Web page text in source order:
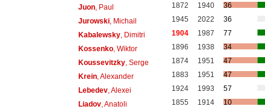
Juon, Paul 1872 1940
36
Jurowski, Michail 1945 2022
36
Kabalewsky, Dimitri 1904 1987
77
Kossenko, Wiktor 1896 1938
34
Koussevitzky, Serge 1874 1951
47
Krein, Alexander 1883 1951
47
Lebedev, Alexei 1924 1993
57
Liadov, Anatoli 1855 1914
10